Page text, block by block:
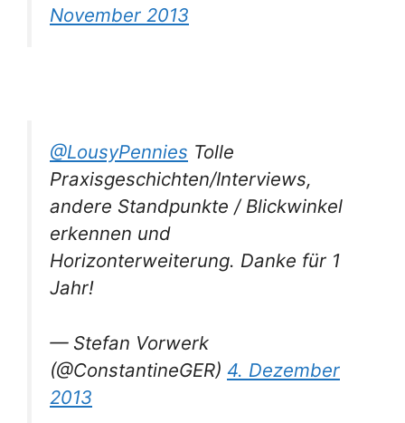
November 2013
@LousyPennies Tolle
Praxisgeschichten/Interviews,
andere Standpunkte / Blickwinkel
erkennen und
Horizonterweiterung. Danke für 1
Jahr!
— Stefan Vorwerk
(@ConstantineGER) 4. Dezember
2013